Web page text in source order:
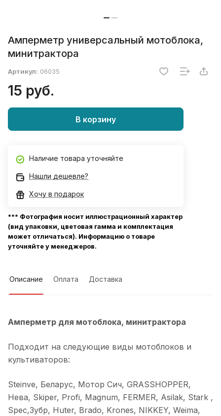
Амперметр универсальный мотоблока,
минитрактора
Артикул: 06035
15 руб.
В корзину
Наличие товара уточняйте
Нашли дешевле?
Хочу в подарок
*** Фотография носит иллюстрационный характер
(вид упаковки, цветовая гамма и комплектация
может отличаться). Информацию о товаре
уточняйте у менеджеров.
Описание Оплата Доставка
Амперметр для мотоблока, минитрактора
Подходит на следующие виды мотоблоков и
культиваторов:
Steinve, Беларус, Мотор Cич, GRASSHOPPER,
Нева, Skiper, Profi, Magnum, FERMER, Asilak, Stark ,
Spec,Зубр, Huter, Brado, Krones, NIKKEY, Weima,